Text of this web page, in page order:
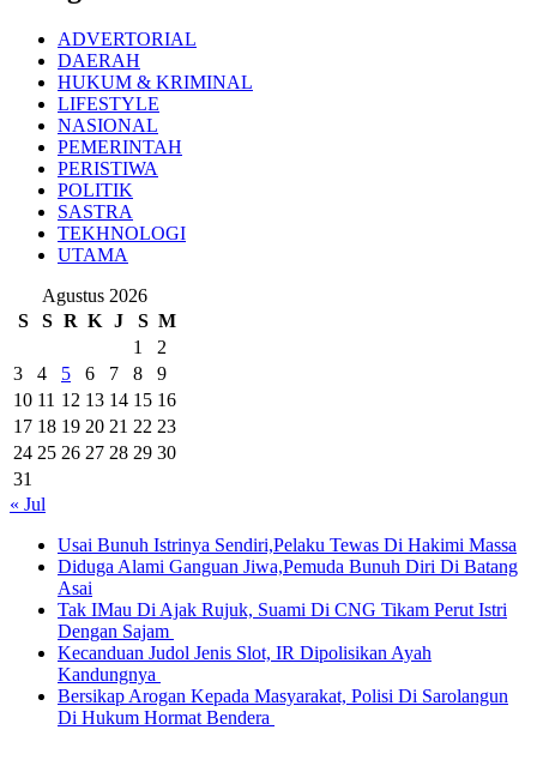
ADVERTORIAL
DAERAH
HUKUM & KRIMINAL
LIFESTYLE
NASIONAL
PEMERINTAH
PERISTIWA
POLITIK
SASTRA
TEKHNOLOGI
UTAMA
Agustus 2026
S
S R K J S M
1
2
3
4 5 6 7 8
9
10 11 12 13 14 15 16
17 18 19 20 21 22 23
24 25 26 27 28 29 30
31
« Jul
Usai Bunuh Istrinya Sendiri,Pelaku Tewas Di Hakimi Massa
Diduga Alami Ganguan Jiwa,Pemuda Bunuh Diri Di Batang
Asai
Tak IMau Di Ajak Rujuk, Suami Di CNG Tikam Perut Istri
Dengan Sajam
Kecanduan Judol Jenis Slot, IR Dipolisikan Ayah
Kandungnya
Bersikap Arogan Kepada Masyarakat, Polisi Di Sarolangun
Di Hukum Hormat Bendera